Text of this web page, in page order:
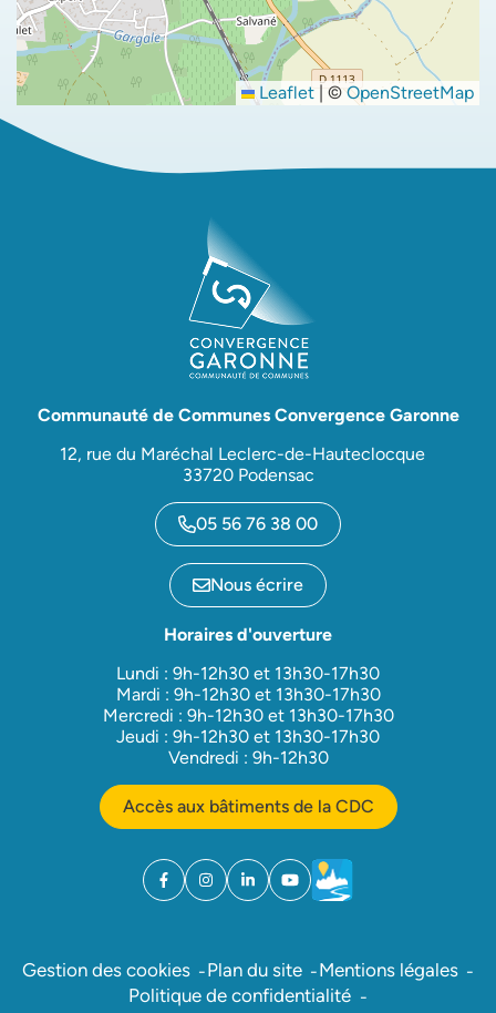
Leaflet | ©OpenStreetMap
Communauté de Communes Convergence Garonne
12, rue du Maréchal Leclerc-de-Hauteclocque
33720 Podensac
05 56 76 38 00
Nous écrire
Horaires d'ouverture
Lundi : 9h-12h30 et 13h30-17h30
Mardi : 9h-12h30 et 13h30-17h30
Mercredi : 9h-12h30 et 13h30-17h30
Jeudi : 9h-12h30 et 13h30-17h30
Vendredi : 9h-12h30
Accès aux bâtiments de la CDC
Facebook
(ouverture dans un nouvel onglet)
Instagram
(ouverture dans un nouvel onglet)
Linkedin
(ouverture dans un nouvel onglet)
YouTube
(ouverture dans un nouvel
Météo
(ouverture dans un
Gestion des cookies Plan du site
Mentions légales
Politique de confidentialité